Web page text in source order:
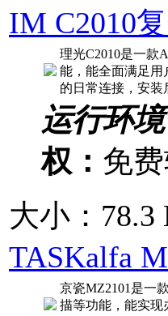
IM C2010
理光C2010是一款
能，能全面满足用
的日常连接，安
运行环境
权： 免
大小：78.3
TASKalfa
京瓷MZ2101是一
描等功能，能实现